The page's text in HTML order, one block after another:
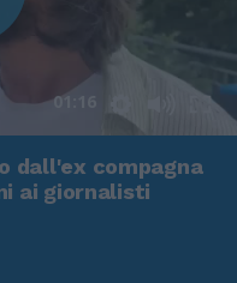
01:16
dall'ex compagna
ai giornalisti